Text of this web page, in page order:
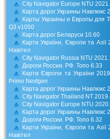
City Navigator Europe NTU
Карта дорог Украины Навлюкс
Карты Украины и Европы для
Q3 v1050
Карта дорог Беларуси 10.60
Карти України, Європи та
Навітел
City Navigator Russia NTU
Дороги России. РФ. Топо 6.33
Карти Європи та України
Primo Nextgen
Карта дорог Украины Навлюкс
City Navigator Thailand NT
City Navigator Europe NTU
Карта дорог Украины Навлюкс
Дороги России. РФ. Топо 6.32
Карти України, Європи та
Навітел